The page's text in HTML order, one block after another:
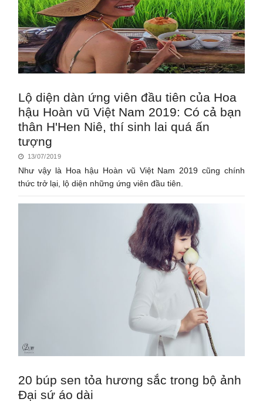
Lộ diện dàn ứng viên đầu tiên của Hoa
hậu Hoàn vũ Việt Nam 2019: Có cả bạn
thân H'Hen Niê, thí sinh lai quá ấn
tượng
13/07/2019
Như vậy là Hoa hậu Hoàn vũ Việt Nam 2019 cũng chính
thức trở lại, lộ diện những ứng viên đầu tiên.
20 búp sen tỏa hương sắc trong bộ ảnh
Đại sứ áo dài